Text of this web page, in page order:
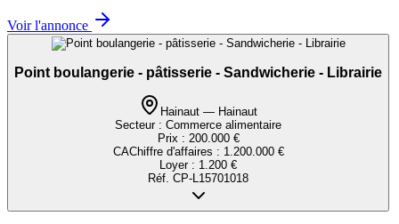
Voir l'annonce
Point boulangerie - pâtisserie - Sandwicherie - Librairie
Hainaut — Hainaut
Secteur : Commerce alimentaire
Prix : 200.000 €
CAChiffre d'affaires : 1.200.000 €
Loyer : 1.200 €
Réf. CP-L15701018